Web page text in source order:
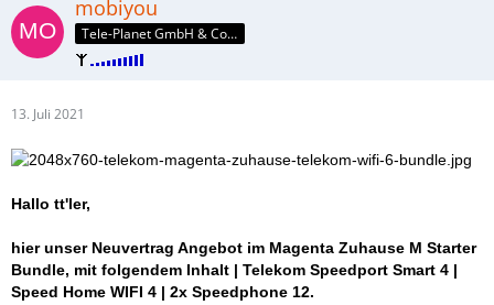
mobiyou
Tele-Planet GmbH & Co. KG
13. Juli 2021
Hallo tt'ler,
hier unser Neuvertrag Angebot im Magenta Zuhause M Starter
Bundle, mit folgendem Inhalt | Telekom Speedport Smart 4 |
Speed Home WIFI 4 | 2x Speedphone 12.